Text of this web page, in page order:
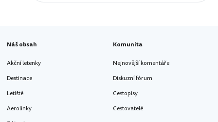
Náš obsah
Akční letenky
Destinace
Letiště
Aerolinky
Komunita
Nejnovější komentáře
Diskuzní fórum
Cestopisy
Cestovatelé